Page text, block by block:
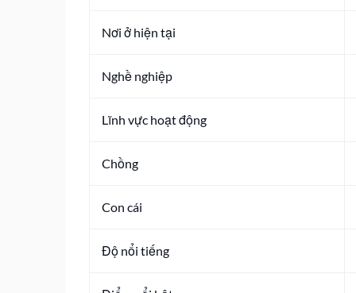
Nơi ở hiện tại
Nghề nghiệp
Lĩnh vực hoạt động
Chồng
Con cái
Độ nổi tiếng